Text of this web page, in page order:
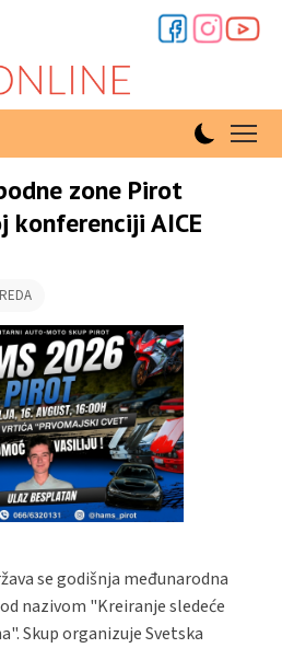
zone Pirot
konferenciji AICE
se godišnja međunarodna
nazivom "Kreiranje sledeće
Skup organizuje Svetska